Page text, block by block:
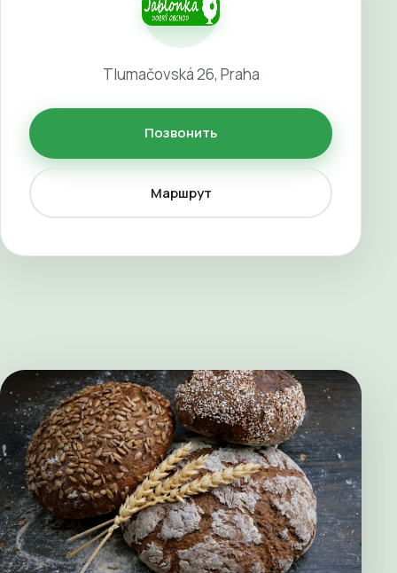
Tlumačovská 26, Praha
Позвонить
Маршрут